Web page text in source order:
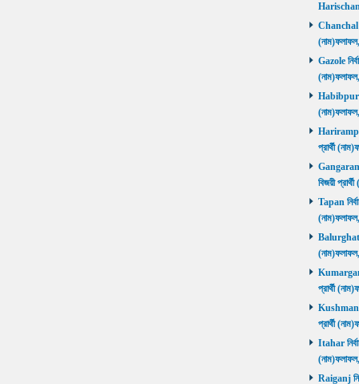
Chanchal
Gazole
Habibpur
প্রার্থী
বিজয়ী
Tapan
Balurghat
Kumarganj
প্রার্থী
প্রার্থী
Itahar
Raiganj